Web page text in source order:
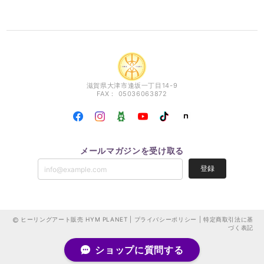
滋賀県大津市逢坂一丁目14-9
FAX： 05036063872
メールマガジンを受け取る
登録
ヒーリングアート販売 HYM PLANET | プライバシーポリシー
特定商取引法に基
づく表記
ショップに質問する